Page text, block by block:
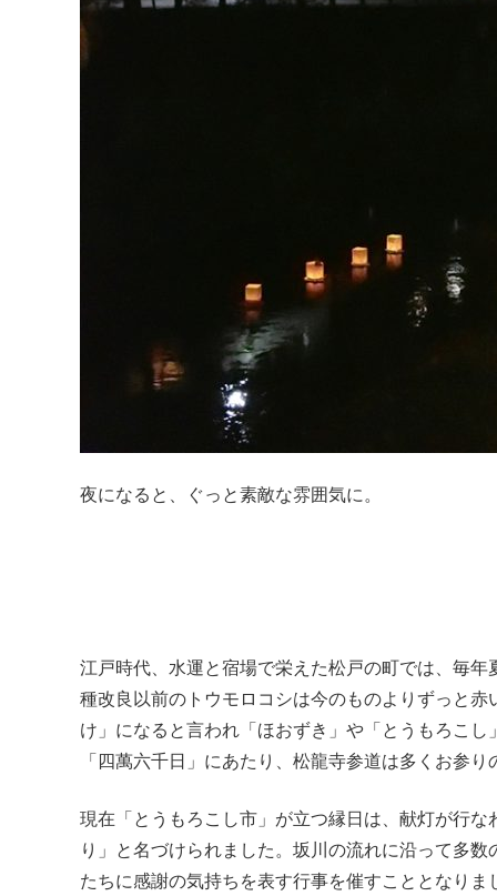
夜になると、ぐっと素敵な雰囲気に。
江戸時代、水運と宿場で栄えた松戸の町では、毎
種改良以前のトウモロコシは今のものよりずっと
け」になると言われ「ほおずき」や「とうもろこ
「四萬六千日」にあたり、松龍寺参道は多くお参
現在「とうもろこし市」が立つ縁日は、献灯が行
り」と名づけられました。坂川の流れに沿って多
たちに感謝の気持ちを表す行事を催すこととなり